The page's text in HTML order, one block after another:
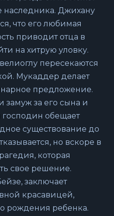
наследника. Джихану
что его любимая
приводит отца в
на хитрую уловку.
пересекаются
Мукаддер делает
предложение.
за его сына и
господин обещает
существование до
но вскоре в
которая
свое решение.
заключает
красавицей,
рождения ребенка.